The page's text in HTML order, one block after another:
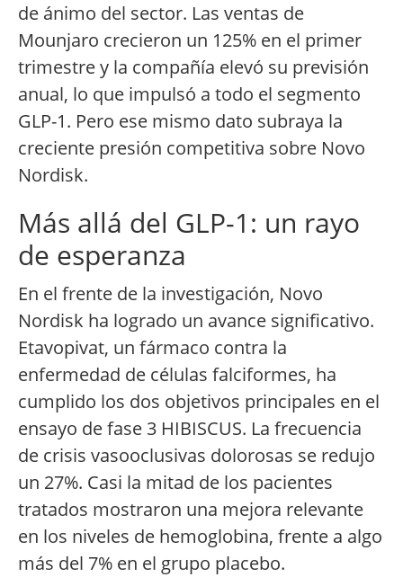
de ánimo del sector. Las ventas de
Mounjaro crecieron un 125% en el primer
trimestre y la compañía elevó su previsión
anual, lo que impulsó a todo el segmento
GLP-1. Pero ese mismo dato subraya la
creciente presión competitiva sobre Novo
Nordisk.
Más allá del GLP-1: un rayo
de esperanza
En el frente de la investigación, Novo
Nordisk ha logrado un avance significativo.
Etavopivat, un fármaco contra la
enfermedad de células falciformes, ha
cumplido los dos objetivos principales en el
ensayo de fase 3 HIBISCUS. La frecuencia
de crisis vasooclusivas dolorosas se redujo
un 27%. Casi la mitad de los pacientes
tratados mostraron una mejora relevante
en los niveles de hemoglobina, frente a algo
más del 7% en el grupo placebo.